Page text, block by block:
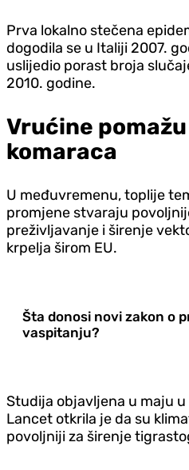
Prva lokalno stečena
dogodila se u Italiji 2007.
uslijedio porast broja
2010. godine.
Vrućine
komaraca
U međuvremenu, toplije
promjene stvaraju
preživljavanje i širenje
krpelja širom EU.
Šta donosi novi zakon o
vaspitanju?
Studija objavljena u maju
Lancet otkrila je da su
povoljniji za širenje